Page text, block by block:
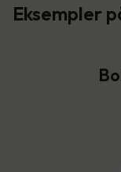
Eksempler